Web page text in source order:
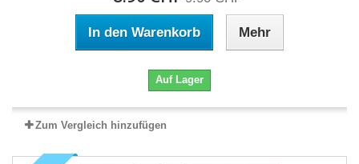
In den Warenkorb Mehr
Auf Lager
Zum Vergleich hinzufügen